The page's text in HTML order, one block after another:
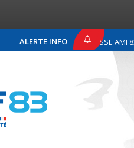
ALERTE INFO
COMMUNIQUÉ DE PRESSE AMF83